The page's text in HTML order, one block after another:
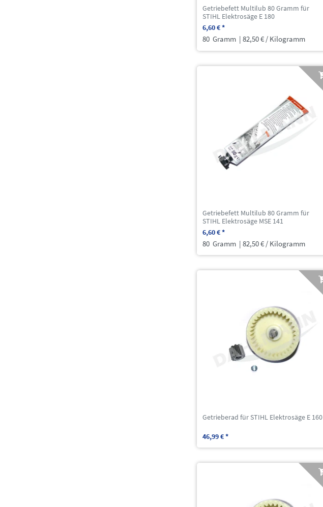
Getriebefett Multilub 80 Gramm für
STIHL Elektrosäge E 180
6,60 € *
80 Gramm | 82,50 € / Kilogramm
Getriebefett Multilub 80 Gramm für
STIHL Elektrosäge MSE 141
6,60 € *
80 Gramm | 82,50 € / Kilogramm
Getrieberad für STIHL Elektrosäge E 160
46,99 € *